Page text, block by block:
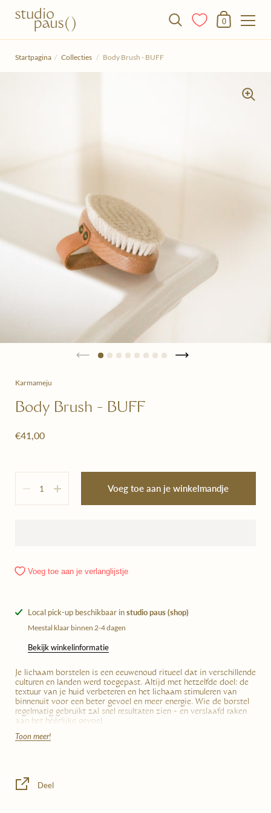
Winkelmandje
0
Startpagina / Collecties / Body Brush - BUFF
Karmameju
Body Brush - BUFF
€41,00
Voeg toe aan je winkelmandje
Voeg toe aan je verlanglijstje
Local pick-up beschikbaar instudio paus (shop)
Meestal klaar binnen 2-4 dagen
Bekijk winkelinformatie
Je lichaam borstelen is een eeuwenoud ritueel dat in verschillende
culturen en landen werd toegepast. Altijd met hetzelfde doel: de
textuur van je huid verbeteren en het lichaam stimuleren van
binnenuit voor een beter gevoel en meer energie. Wie de borstel
regelmatig gebruikt zal snel resultaten zien - en verslaafd raken
aan het héérlijke gevoel.
Dry brushing helpt om droge huid te voorkomen en te verwijderen,
dynamische, lange en rechte stroken in de richting van je hart om je
Toon meer!
Deel